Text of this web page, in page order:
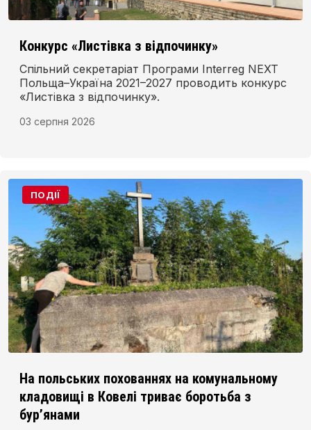
Конкурс «Листівка з відпочинку»
Спільний секретаріат Програми Interreg NEXT
Польща–Україна 2021–2027 проводить конкурс
«Листівка з відпочинку».
03 серпня 2026
ПОДІЇ
На польських похованнях на комунальному
кладовищі в Ковелі триває боротьба з
бур’янами